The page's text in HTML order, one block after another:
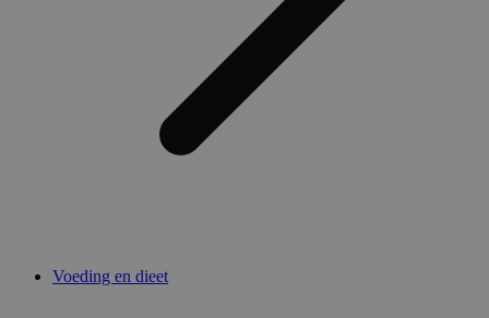
Voeding en dieet